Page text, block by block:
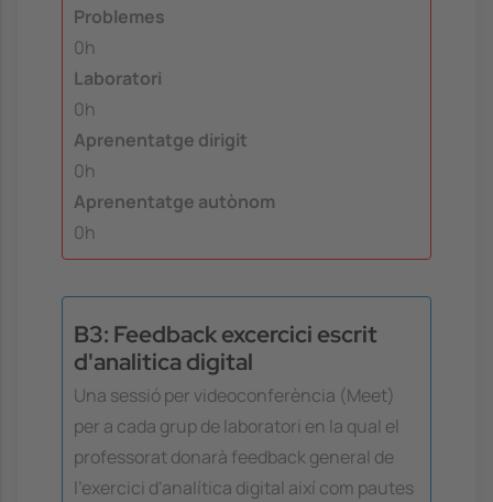
Problemes
0h
Laboratori
0h
Aprenentatge dirigit
0h
Aprenentatge autònom
0h
B3: Feedback excercici escrit
d'analitica digital
Una sessió per videoconferència (Meet)
per a cada grup de laboratori en la qual el
professorat donarà feedback general de
l'exercici d'analítica digital així com pautes